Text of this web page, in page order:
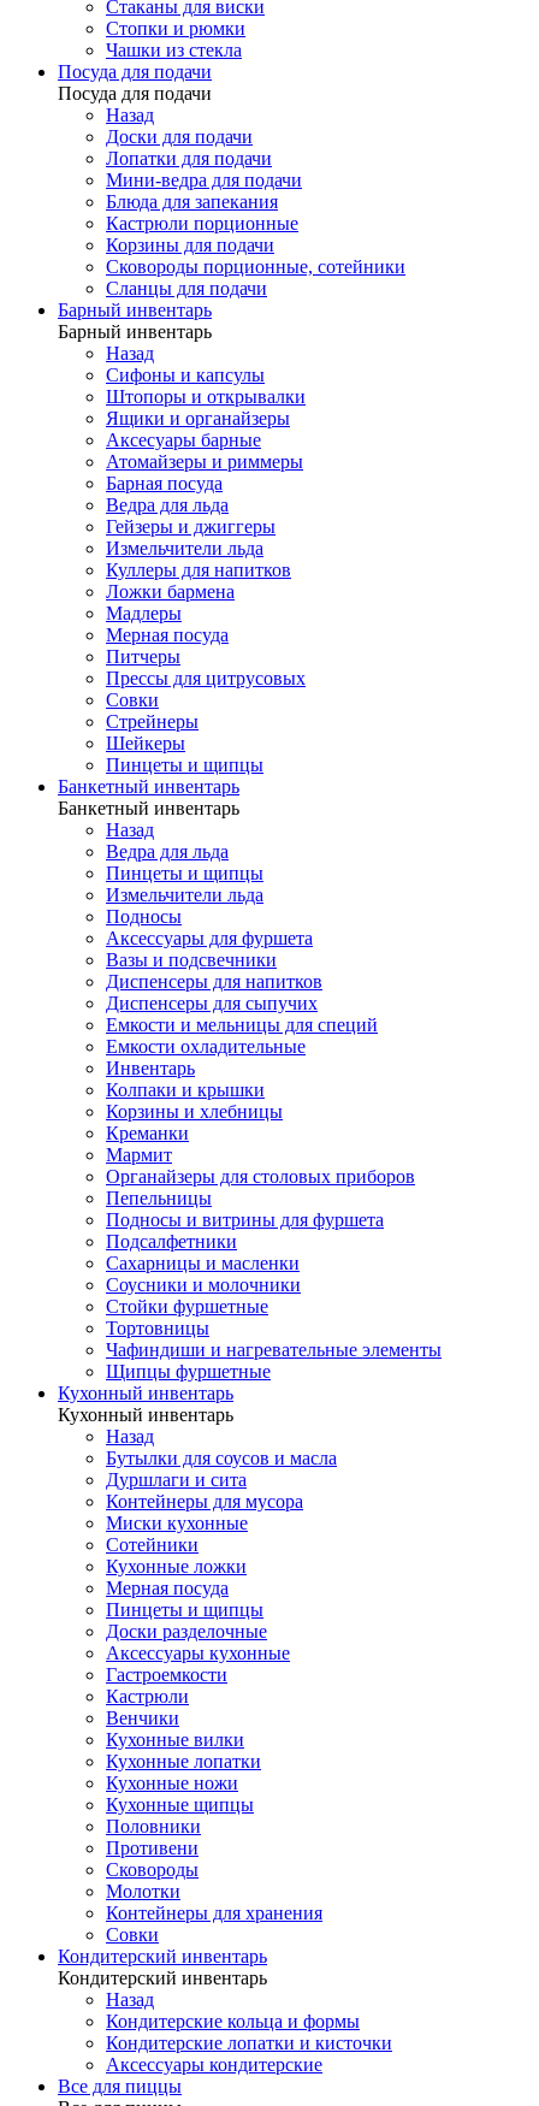
Стаканы для виски
Стопки и рюмки
Чашки из стекла
Посуда для подачи
Посуда для подачи
Назад
Доски для подачи
Лопатки для подачи
Мини-ведра для подачи
Блюда для запекания
Кастрюли порционные
Корзины для подачи
Сковороды порционные, сотейники
Сланцы для подачи
Барный инвентарь
Барный инвентарь
Назад
Сифоны и капсулы
Штопоры и открывалки
Ящики и органайзеры
Аксесуары барные
Атомайзеры и риммеры
Барная посуда
Ведра для льда
Гейзеры и джиггеры
Измельчители льда
Куллеры для напитков
Ложки бармена
Мадлеры
Мерная посуда
Питчеры
Прессы для цитрусовых
Совки
Стрейнеры
Шейкеры
Пинцеты и щипцы
Банкетный инвентарь
Банкетный инвентарь
Назад
Ведра для льда
Пинцеты и щипцы
Измельчители льда
Подносы
Аксессуары для фуршета
Вазы и подсвечники
Диспенсеры для напитков
Диспенсеры для сыпучих
Емкости и мельницы для специй
Емкости охладительные
Инвентарь
Колпаки и крышки
Корзины и хлебницы
Креманки
Мармит
Органайзеры для столовых приборов
Пепельницы
Подносы и витрины для фуршета
Подсалфетники
Сахарницы и масленки
Соусники и молочники
Стойки фуршетные
Тортовницы
Чафиндиши и нагревательные элементы
Щипцы фуршетные
Кухонный инвентарь
Кухонный инвентарь
Назад
Бутылки для соусов и масла
Дуршлаги и сита
Контейнеры для мусора
Миски кухонные
Сотейники
Кухонные ложки
Мерная посуда
Пинцеты и щипцы
Доски разделочные
Аксессуары кухонные
Гастроемкости
Кастрюли
Венчики
Кухонные вилки
Кухонные лопатки
Кухонные ножи
Кухонные щипцы
Половники
Противени
Сковороды
Молотки
Контейнеры для хранения
Совки
Кондитерский инвентарь
Кондитерский инвентарь
Назад
Кондитерские кольца и формы
Кондитерские лопатки и кисточки
Аксессуары кондитерские
Все для пиццы